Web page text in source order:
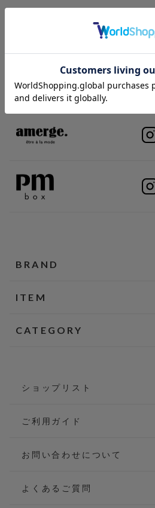
BRAND
ITEM
CATEGORY
ショップリスト
ご利用ガイド
お問い合わせについて
よくあるご質問